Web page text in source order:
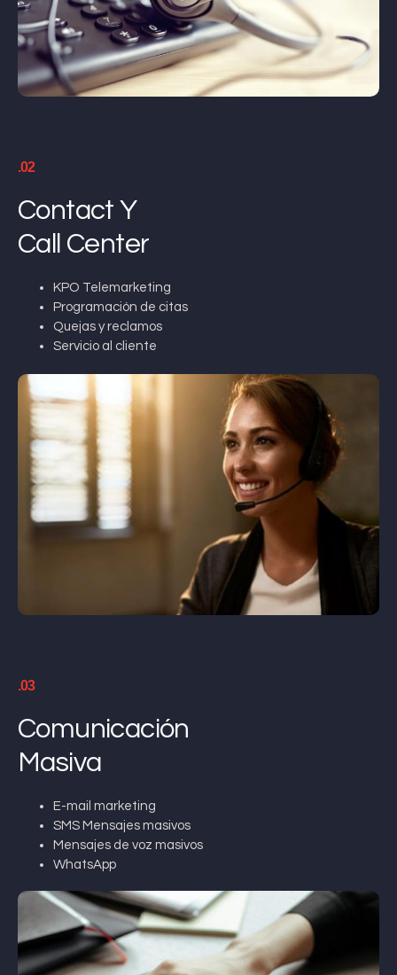
.02
Contact Y
Call Center
KPO Telemarketing
Programación de citas
Quejas y reclamos
Servicio al cliente
.03
Comunicación
Masiva
E-mail marketing
SMS Mensajes masivos
Mensajes de voz masivos
WhatsApp